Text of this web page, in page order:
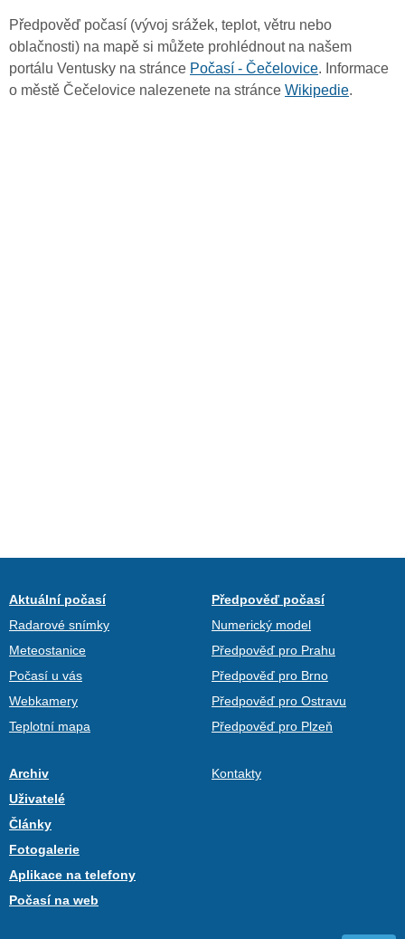
Předpověď počasí (vývoj srážek, teplot, větru nebo
oblačnosti) na mapě si můžete prohlédnout na našem
portálu Ventusky na stránce Počasí - Čečelovice. Informace
o městě Čečelovice nalezenete na stránce Wikipedie.
Aktuální počasí
Radarové snímky
Meteostanice
Počasí u vás
Webkamery
Teplotní mapa
Předpověď počasí
Numerický model
Předpověď pro Prahu
Předpověď pro Brno
Předpověď pro Ostravu
Předpověď pro Plzeň
Archiv
Uživatelé
Články
Fotogalerie
Aplikace na telefony
Počasí na web
Kontakty